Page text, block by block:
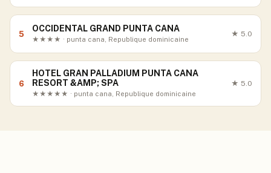
5
OCCIDENTAL GRAND PUNTA CANA
★★★★ · punta cana, Republique dominicaine
★ 5.0
6
HOTEL GRAN PALLADIUM PUNTA CANA
RESORT &AMP; SPA
★★★★★ · punta cana, Republique dominicaine
★ 5.0